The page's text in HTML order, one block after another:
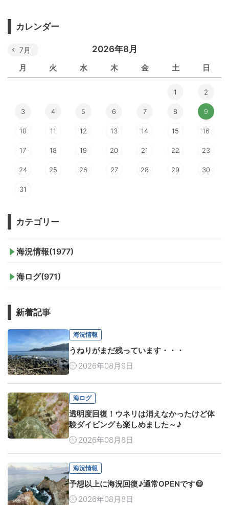
カレンダー
2026年8月
月 火 水 木 金 土 日
7月
1 2
3 4 5 6 7 8 9
10 11 12 13 14 15 16
17 18 19 20 21 22 23
24 25 26 27 28 29 30
31
カテゴリー
海況情報(1977)
海ログ(971)
新着記事
海況情報
うねりがまだ残っています・・・
2026年08月9日
海ログ
透明度回復！ウネリは消えなかったけど体
験ダイビングも楽しめました～♪
2026年08月8日
海況情報
予想以上に海況回復♪通常OPENです😄
2026年08月8日